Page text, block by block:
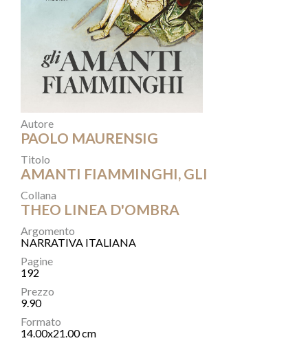
Autore
PAOLO MAURENSIG
Titolo
AMANTI FIAMMINGHI, GLI
Collana
THEO LINEA D'OMBRA
Argomento
NARRATIVA ITALIANA
Pagine
192
Prezzo
9.90
Formato
14.00x21.00 cm